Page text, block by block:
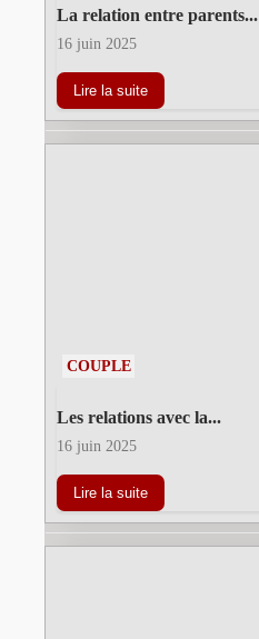
La relation entre parents...
16 juin 2025
Lire la suite
COUPLE
Les relations avec la...
16 juin 2025
Lire la suite